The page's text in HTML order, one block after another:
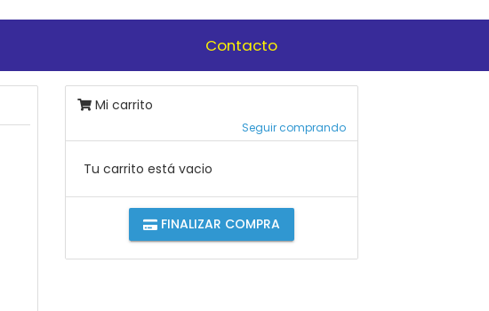
Contacto
Mi carrito
Seguir comprando
Tu carrito está vacio
FINALIZAR COMPRA